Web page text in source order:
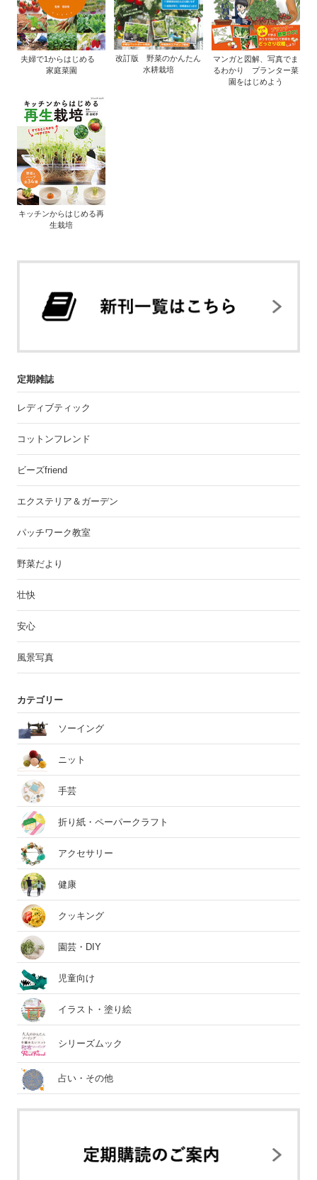
夫婦で1からはじめる
家庭菜園
改訂版 野菜のかんたん
水耕栽培
マンガと図解、写真でま
るわかり プランター菜
園をはじめよう
キッチンからはじめる再
生栽培
定期雑誌
レディブティック
コットンフレンド
ビーズfriend
エクステリア＆ガーデン
パッチワーク教室
野菜だより
壮快
安心
風景写真
カテゴリー
ソーイング
ニット
手芸
折り紙・ペーパークラフト
アクセサリー
健康
クッキング
園芸・DIY
児童向け
イラスト・塗り絵
シリーズムック
占い・その他